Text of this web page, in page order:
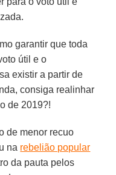
garantir que toda
útil e o
existir a partir de
consiga realinhar
de 2019?!
de menor recuo
na rebelião popular
da pauta pelos